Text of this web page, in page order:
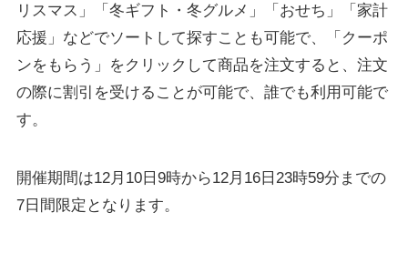
リスマス」「冬ギフト・冬グルメ」「おせち」「家計
応援」などでソートして探すことも可能で、「クーポ
ンをもらう」をクリックして商品を注文すると、注文
の際に割引を受けることが可能で、誰でも利用可能で
す。
開催期間は12月10日9時から12月16日23時59分までの
7日間限定となります。